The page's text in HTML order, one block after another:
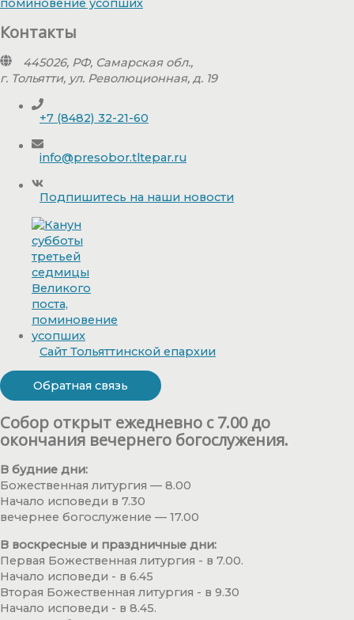
Контакты
445026, РФ, Самарская обл.,
г. Тольятти, ул. Революционная, д. 19
+7 (8482) 32-21-60
info@presobor.tltepar.ru
Подпишитесь на наши новости
Сайт Тольяттинской епархии
Обратная связь
Собор открыт ежедневно с 7.00 до
окончания вечернего богослужения.
В будние дни:
Божественная литургия — 8.00
Начало исповеди в 7.30
вечернее богослужение — 17.00
В воскресные и праздничные дни:
Первая Божественная литургия - в 7.00.
Начало исповеди - в 6.45
Вторая Божественная литургия - в 9.30
Начало исповеди - в 8.45.